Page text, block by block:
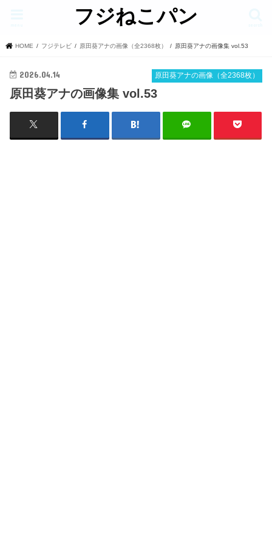
フジねこパン
HOME フジテレビ 原田葵アナの画像（全2368枚） 原田葵アナの画像集 vol.53
原田葵アナの画像（全2368枚）
2026.04.14
原田葵アナの画像集 vol.53